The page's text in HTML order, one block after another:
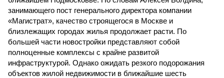
занимающего пост генерального директора компании
«Магистрат», качество строящегося в Москве и
близлежащих городах жилья продолжает расти. По
большей части новостройки представляют собой
полноценные комплексы с крайне развитой
инфраструктурой. Однако ожидать резкого подорожания
объектов жилой недвижимости в ближайшие шесть